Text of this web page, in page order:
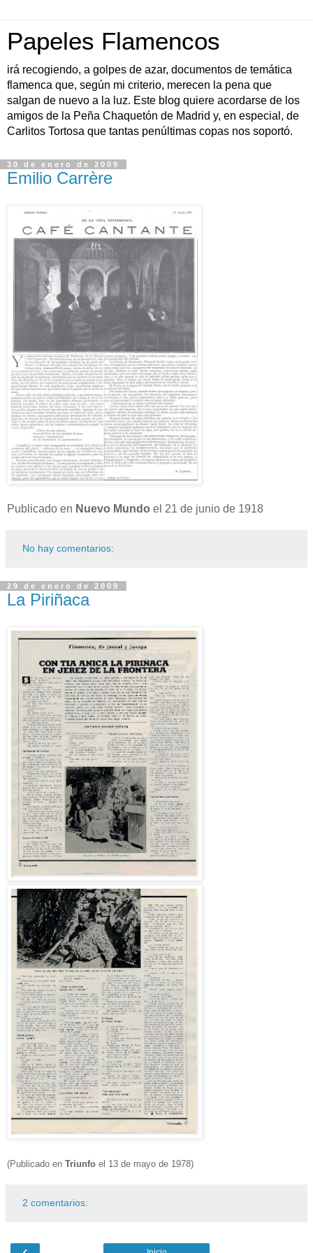
Papeles Flamencos
irá recogiendo, a golpes de azar, documentos de temática
flamenca que, según mi criterio, merecen la pena que
salgan de nuevo a la luz. Este blog quiere acordarse de los
amigos de la Peña Chaquetón de Madrid y, en especial, de
Carlitos Tortosa que tantas penúltimas copas nos soportó.
30 de enero de 2009
Emilio Carrère
Publicado en Nuevo Mundo el 21 de junio de 1918
No hay comentarios:
29 de enero de 2009
La Piriñaca
(Publicado en Triunfo el 13 de mayo de 1978)
2 comentarios: